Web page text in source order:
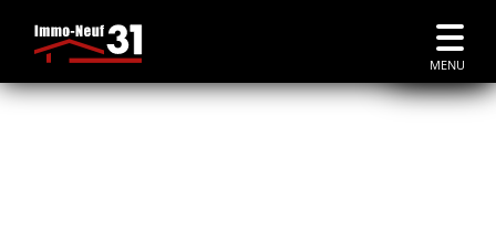
MENU
Accueil|Immobilier Neuf Toulouse Croix de Pierre